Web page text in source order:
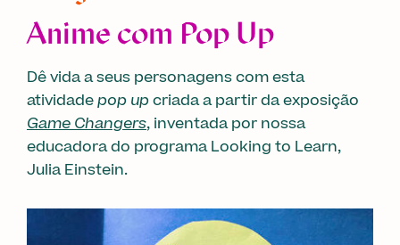
Anime com Pop Up
Dê vida a seus personagens com esta
atividadepop upcriada a partir da exposição
Game Changers, inventada por nossa
educadora do programa Looking to Learn,
Julia Einstein.